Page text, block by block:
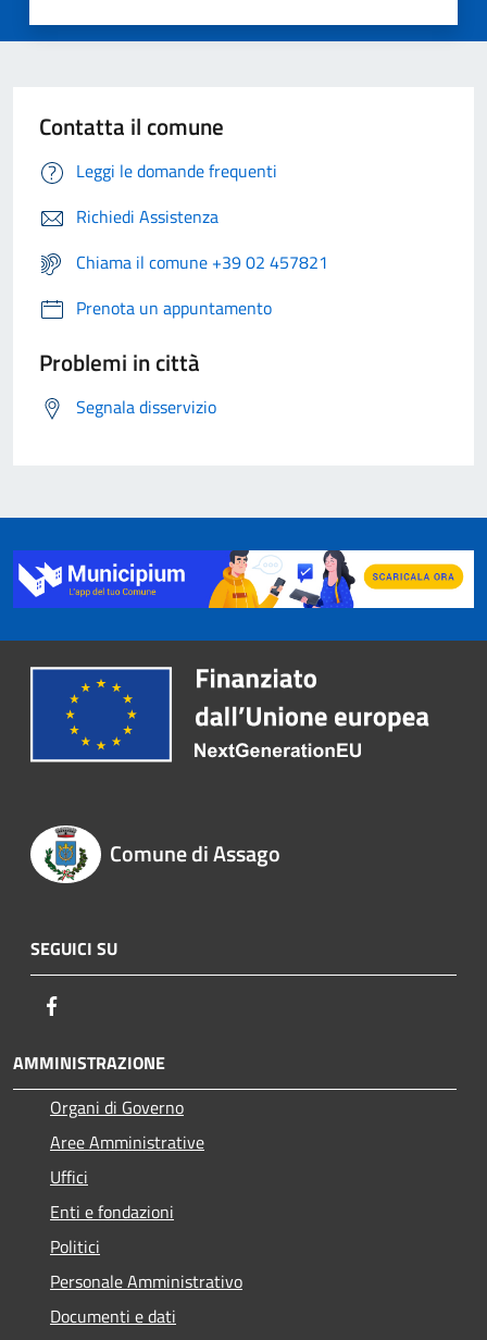
Contatta il comune
Leggi le domande frequenti
Richiedi Assistenza
Chiama il comune +39 02 457821
Prenota un appuntamento
Problemi in città
Segnala disservizio
Comune di Assago
SEGUICI SU
AMMINISTRAZIONE
Organi di Governo
Aree Amministrative
Uffici
Enti e fondazioni
Politici
Personale Amministrativo
Documenti e dati